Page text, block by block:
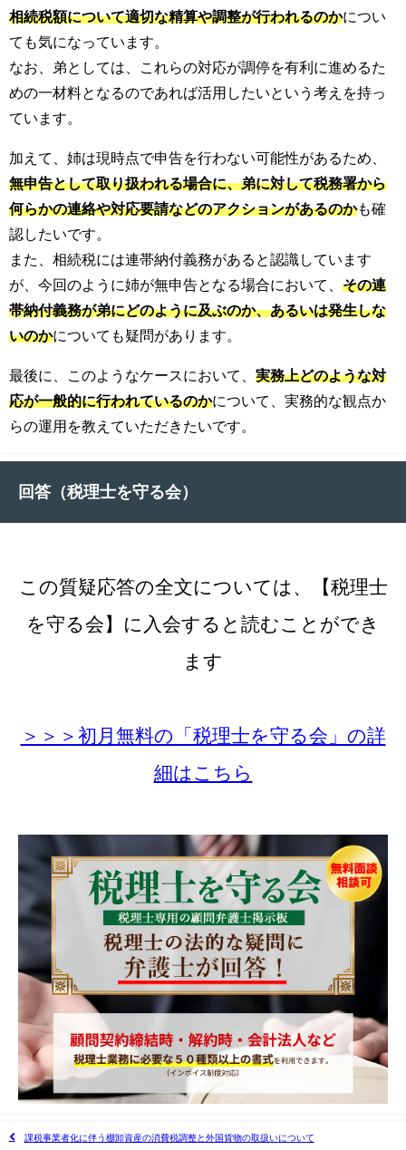
相続税額について適切な精算や調整が行われるのかについ
ても気になっています。
なお、弟としては、これらの対応が調停を有利に進めるた
めの一材料となるのであれば活用したいという考えを持っ
ています。
加えて、姉は現時点で申告を行わない可能性があるため、
無申告として取り扱われる場合に、弟に対して税務署から
何らかの連絡や対応要請などのアクションがあるのかも確
認したいです。
また、相続税には連帯納付義務があると認識しています
が、今回のように姉が無申告となる場合において、 その連
帯納付義務が弟にどのように及ぶのか、あるいは発生しな
いのかについても疑問があります。
最後に、このようなケースにおいて、 実務上どのような対
応が一般的に行われているのかについて、実務的な観点か
らの運用を教えていただきたいです。
回答（税理士を守る会）
この質疑応答の全文については、【税理士
を守る会】に 入会すると読むことができ
ます
＞＞＞初月無料の「税理士を守る会」の詳
細はこちら
課税事業者化に伴う棚卸資産の消費税調整と外国貨物の取扱いについて